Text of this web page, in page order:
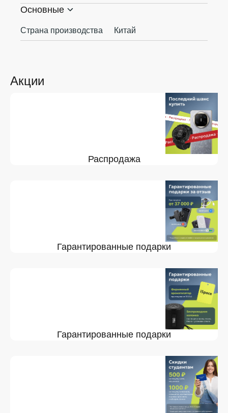
Акции
Распродажа
Гарантированные подарки
Гарантированные подарки
Основные
Страна производства Китай